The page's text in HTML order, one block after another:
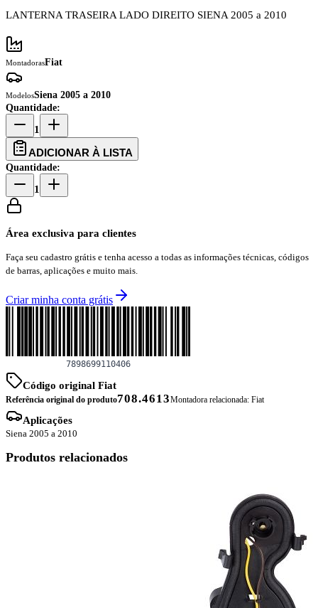
LANTERNA TRASEIRA LADO DIREITO SIENA 2005 a 2010
MontadorasFiat
ModelosSiena 2005 a 2010
Quantidade:
1
ADICIONAR À LISTA
Quantidade:
1
Área exclusiva para clientes
Faça seu cadastro grátis e tenha acesso a todas as informações técnicas, códigos
de barras, aplicações e muito mais.
Criar minha conta grátis
Código original Fiat
Referência original do produto708.4613Montadora relacionada: Fiat
Aplicações
Siena 2005 a 2010
Produtos relacionados